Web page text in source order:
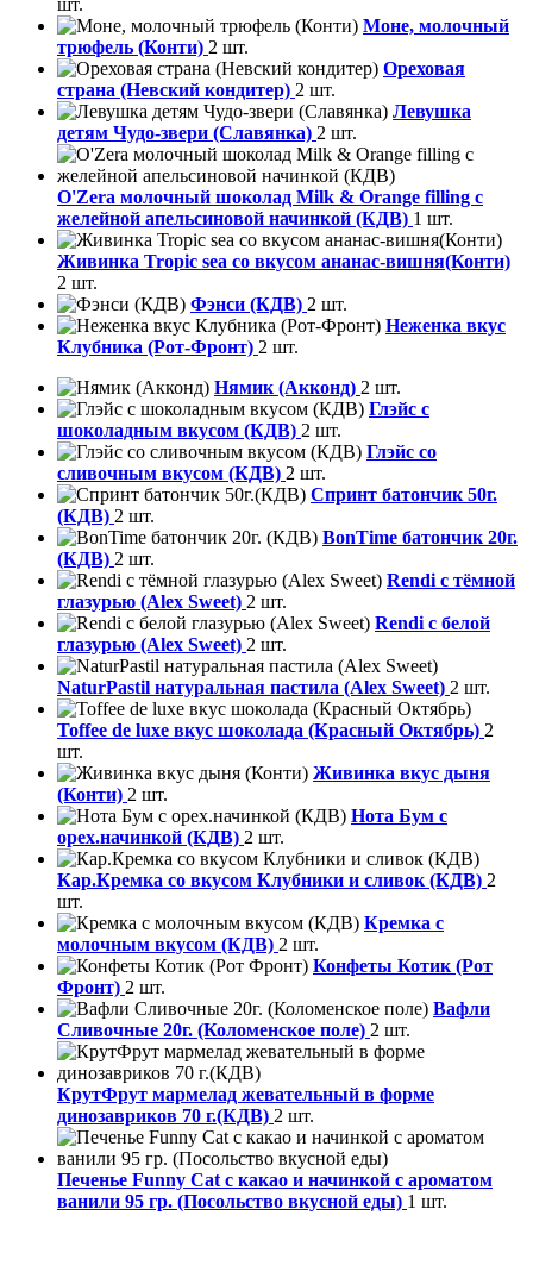
шт.
Моне, молочный
трюфель (Конти) 2 шт.
Ореховая
страна (Невский кондитер) 2 шт.
Левушка
детям Чудо-звери (Славянка) 2 шт.
O'Zera молочный шоколад Milk & Orange filling с
желейной апельсиновой начинкой (КДВ) 1 шт.
Живинка Tropic sea со вкусом ананас-вишня(Конти)
2 шт.
Фэнси (КДВ) 2 шт.
Неженка вкус
Клубника (Рот-Фронт) 2 шт.
Нямик (Акконд) 2 шт.
Глэйс с
шоколадным вкусом (КДВ) 2 шт.
Глэйс со
сливочным вкусом (КДВ) 2 шт.
Спринт батончик 50г.
(КДВ) 2 шт.
BonTime батончик 20г.
(КДВ) 2 шт.
Rendi с тёмной
глазурью (Alex Sweet) 2 шт.
Rendi с белой
глазурью (Alex Sweet) 2 шт.
NaturPastil натуральная пастила (Alex Sweet) 2 шт.
Toffee de luxe вкус шоколада (Красный Октябрь) 2
шт.
Живинка вкус дыня
(Конти) 2 шт.
Нота Бум с
орех.начинкой (КДВ) 2 шт.
Кар.Кремка со вкусом Клубники и сливок (КДВ) 2
шт.
Кремка с
молочным вкусом (КДВ) 2 шт.
Конфеты Котик (Рот
Фронт) 2 шт.
Вафли
Сливочные 20г. (Коломенское поле) 2 шт.
КрутФрут мармелад жевательный в форме
динозавриков 70 г.(КДВ) 2 шт.
Печенье Funny Сat с какао и начинкой с ароматом
ванили 95 гр. (Посольство вкусной еды) 1 шт.